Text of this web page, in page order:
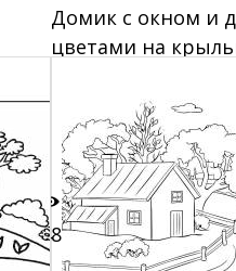
Домик с окном и
цветами на
48